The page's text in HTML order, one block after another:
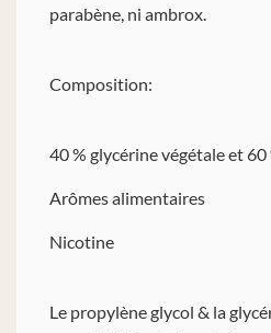
parabène, ni ambrox.
Composition:
40 % glycérine végétale et
Arômes alimentaires
Nicotine
Le propylène glycol & la